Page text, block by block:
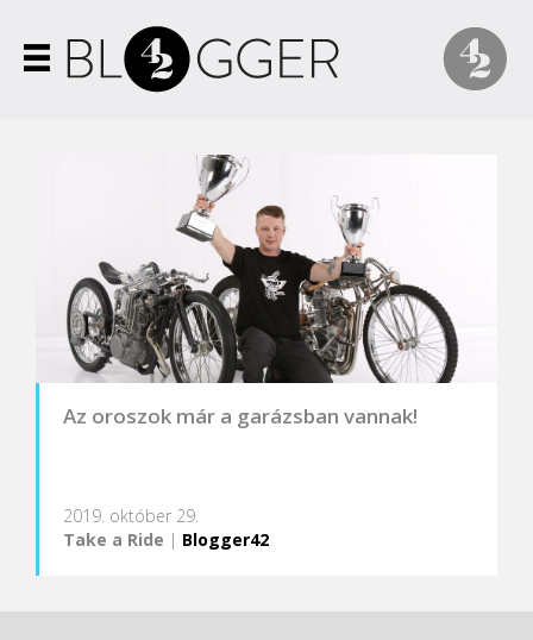
Az oroszok már a garázsban vannak!
2019. október 29.
Take a Ride | Blogger42